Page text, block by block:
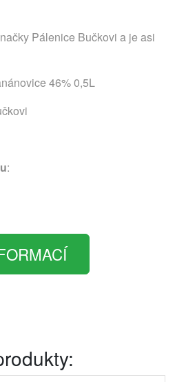
Pálenice Bučkovi a je asi
46% 0,5L
: